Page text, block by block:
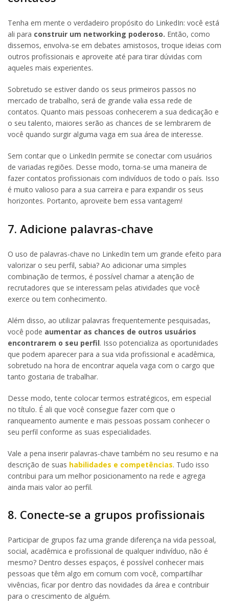
Tenha em mente o verdadeiro propósito do LinkedIn: você está
ali para construir um networking poderoso. Então, como
dissemos, envolva-se em debates amistosos, troque ideias com
outros profissionais e aproveite até para tirar dúvidas com
aqueles mais experientes.
Sobretudo se estiver dando os seus primeiros passos no
mercado de trabalho, será de grande valia essa rede de
contatos. Quanto mais pessoas conhecerem a sua dedicação e
o seu talento, maiores serão as chances de se lembrarem de
você quando surgir alguma vaga em sua área de interesse.
Sem contar que o LinkedIn permite se conectar com usuários
de variadas regiões. Desse modo, torna-se uma maneira de
fazer contatos profissionais com indivíduos de todo o país. Isso
é muito valioso para a sua carreira e para expandir os seus
horizontes. Portanto, aproveite bem essa vantagem!
7. Adicione palavras-chave
O uso de palavras-chave no LinkedIn tem um grande efeito para
valorizar o seu perfil, sabia? Ao adicionar uma simples
combinação de termos, é possível chamar a atenção de
recrutadores que se interessam pelas atividades que você
exerce ou tem conhecimento.
Além disso, ao utilizar palavras frequentemente pesquisadas,
você pode aumentar as chances de outros usuários
encontrarem o seu perfil. Isso potencializa as oportunidades
que podem aparecer para a sua vida profissional e acadêmica,
sobretudo na hora de encontrar aquela vaga com o cargo que
tanto gostaria de trabalhar.
Desse modo, tente colocar termos estratégicos, em especial
no título. É ali que você consegue fazer com que o
ranqueamento aumente e mais pessoas possam conhecer o
seu perfil conforme as suas especialidades.
Vale a pena inserir palavras-chave também no seu resumo e na
descrição de suas habilidades e competências. Tudo isso
contribui para um melhor posicionamento na rede e agrega
ainda mais valor ao perfil.
8. Conecte-se a grupos profissionais
Participar de grupos faz uma grande diferença na vida pessoal,
social, acadêmica e profissional de qualquer indivíduo, não é
mesmo? Dentro desses espaços, é possível conhecer mais
pessoas que têm algo em comum com você, compartilhar
vivências, ficar por dentro das novidades da área e contribuir
para o crescimento de alguém.